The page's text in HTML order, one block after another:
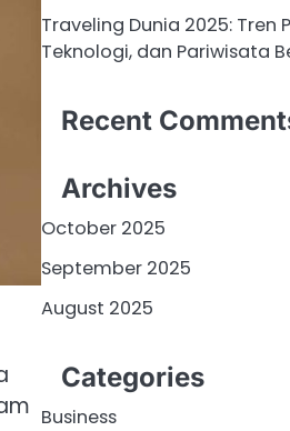
Traveling Dunia 2025: Tren
Teknologi, dan Pariwisata
Recent
Archives
October 2025
September 2025
August 2025
Categories
Business